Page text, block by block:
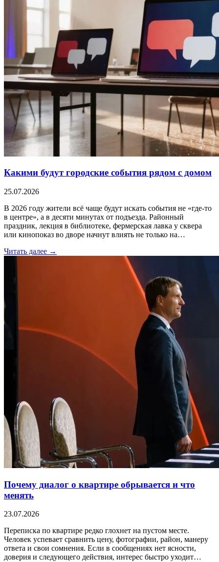
Какими будут городские события рядом с домом
25.07.2026
В 2026 году жители всё чаще будут искать события не «где-то
в центре», а в десяти минутах от подъезда. Районный
праздник, лекция в библиотеке, фермерская лавка у сквера
или кинопоказ во дворе начнут влиять не только на…
Читать далее →
Почему диалог о квартире обрывается и что
менять
23.07.2026
Переписка по квартире редко глохнет на пустом месте.
Человек успевает сравнить цену, фотографии, район, манеру
ответа и свои сомнения. Если в сообщениях нет ясности,
доверия и следующего действия, интерес быстро уходит…